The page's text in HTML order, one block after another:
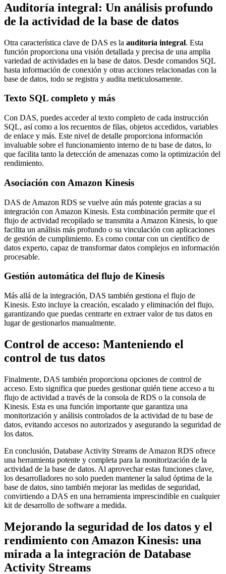
Auditoría integral: Un análisis profundo
de la actividad de la base de datos
Otra característica clave de DAS es la auditoría integral. Esta
función proporciona una visión detallada y precisa de una amplia
variedad de actividades en la base de datos. Desde comandos SQL
hasta información de conexión y otras acciones relacionadas con la
base de datos, todo se registra y audita meticulosamente.
Texto SQL completo y más
Con DAS, puedes acceder al texto completo de cada instrucción
SQL, así como a los recuentos de filas, objetos accedidos, variables
de enlace y más. Este nivel de detalle proporciona información
invaluable sobre el funcionamiento interno de tu base de datos, lo
que facilita tanto la detección de amenazas como la optimización del
rendimiento.
Asociación con Amazon Kinesis
DAS de Amazon RDS se vuelve aún más potente gracias a su
integración con Amazon Kinesis. Esta combinación permite que el
flujo de actividad recopilado se transmita a Amazon Kinesis, lo que
facilita un análisis más profundo o su vinculación con aplicaciones
de gestión de cumplimiento. Es como contar con un científico de
datos experto, capaz de transformar datos complejos en información
procesable.
Gestión automática del flujo de Kinesis
Más allá de la integración, DAS también gestiona el flujo de
Kinesis. Esto incluye la creación, escalado y eliminación del flujo,
garantizando que puedas centrarte en extraer valor de tus datos en
lugar de gestionarlos manualmente.
Control de acceso: Manteniendo el
control de tus datos
Finalmente, DAS también proporciona opciones de control de
acceso. Esto significa que puedes gestionar quién tiene acceso a tu
flujo de actividad a través de la consola de RDS o la consola de
Kinesis. Esta es una función importante que garantiza una
monitorización y análisis controlados de la actividad de tu base de
datos, evitando accesos no autorizados y asegurando la seguridad de
los datos.
En conclusión, Database Activity Streams de Amazon RDS ofrece
una herramienta potente y completa para la monitorización de la
actividad de la base de datos. Al aprovechar estas funciones clave,
los desarrolladores no solo pueden mantener la salud óptima de la
base de datos, sino también mejorar las medidas de seguridad,
convirtiendo a DAS en una herramienta imprescindible en cualquier
kit de desarrollo de software a medida.
Mejorando la seguridad de los datos y el
rendimiento con Amazon Kinesis: una
mirada a la integración de Database
Activity Streams